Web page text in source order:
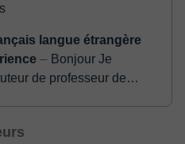
langue étrangère
⏤ Bonjour Je
de professeur de